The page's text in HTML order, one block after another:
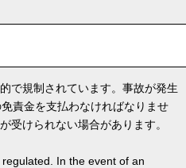
で規制されています。事故が発生
責金を支払わなければなりませ
受けられない場合があります。
In the event of an